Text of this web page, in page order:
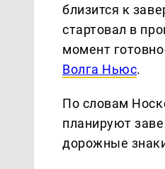
близится к
стартовал в
момент
Волга Ньюс.
По словам
планируют
дорожные